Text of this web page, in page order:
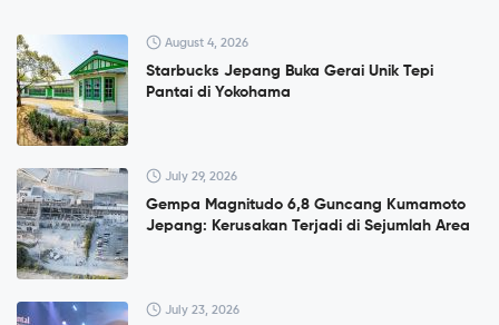
August 4, 2026
Starbucks Jepang Buka Gerai Unik Tepi
Pantai di Yokohama
July 29, 2026
Gempa Magnitudo 6,8 Guncang Kumamoto
Jepang: Kerusakan Terjadi di Sejumlah Area
July 23, 2026